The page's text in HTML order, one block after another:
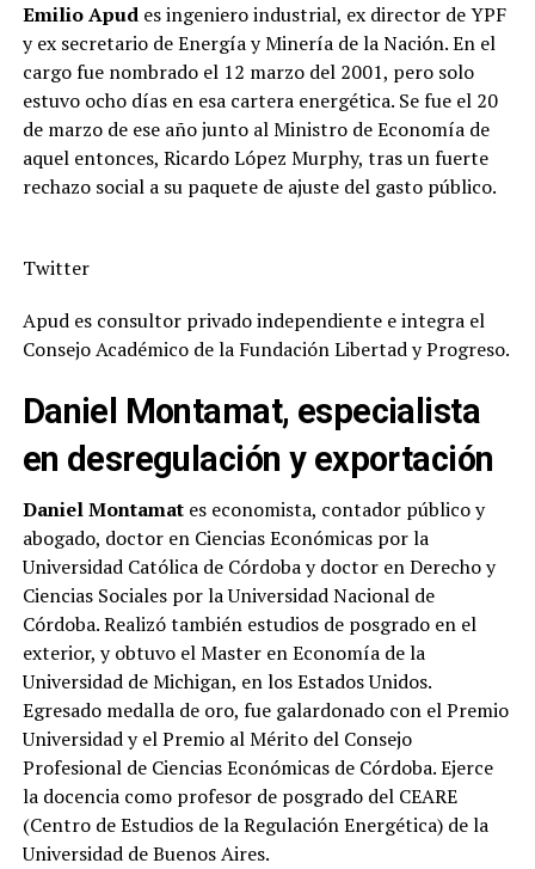
Emilio Apud es ingeniero industrial, ex director de YPF
y ex secretario de Energía y Minería de la Nación. En el
cargo fue nombrado el 12 marzo del 2001, pero solo
estuvo ocho días en esa cartera energética. Se fue el 20
de marzo de ese año junto al Ministro de Economía de
aquel entonces, Ricardo López Murphy, tras un fuerte
rechazo social a su paquete de ajuste del gasto público.
Twitter
Apud es consultor privado independiente e integra el
Consejo Académico de la Fundación Libertad y Progreso.
Daniel Montamat, especialista
en desregulación y exportación
Daniel Montamat es economista, contador público y
abogado, doctor en Ciencias Económicas por la
Universidad Católica de Córdoba y doctor en Derecho y
Ciencias Sociales por la Universidad Nacional de
Córdoba. Realizó también estudios de posgrado en el
exterior, y obtuvo el Master en Economía de la
Universidad de Michigan, en los Estados Unidos.
Egresado medalla de oro, fue galardonado con el Premio
Universidad y el Premio al Mérito del Consejo
Profesional de Ciencias Económicas de Córdoba. Ejerce
la docencia como profesor de posgrado del CEARE
(Centro de Estudios de la Regulación Energética) de la
Universidad de Buenos Aires.